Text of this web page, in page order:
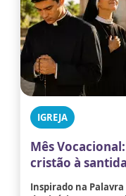
IGREJA
Mês
cristão à
Inspirado na